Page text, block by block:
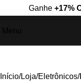
Ganhe +17%
Início Loja Eletrônicos